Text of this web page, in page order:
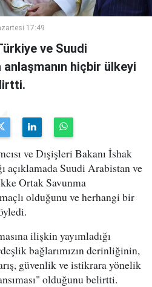
17:49
ve Suudi
hiçbir ülkeyi
ve Dışişleri Bakanı İshak
açıklamada Suudi Arabistan ve
Ortak Savunma
olduğunu ve herhangi bir
ilişkin yayımladığı
bağlarımızın derinliğinin,
güvenlik ve istikrara yönelik
olduğunu belirtti.